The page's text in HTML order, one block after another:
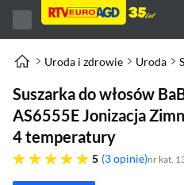
Uroda i zdrowie Uroda
Suszarka do włosów
AS6555E Jonizacja
4 temperatury
5
pięć gwiazdek 3 opinie nr kat.